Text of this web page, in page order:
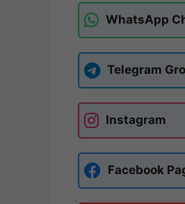
WhatsApp
Telegram
Instagram
Facebook